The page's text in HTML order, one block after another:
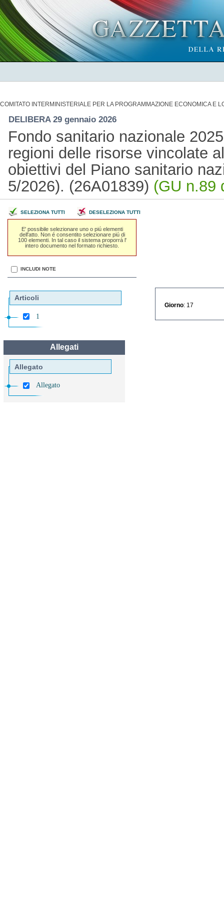
COMITATO INTERMINISTERIALE PER LA PROGRAMMAZIONE ECONOMICA E
DELIBERA 29 gennaio 2026
Fondo sanitario nazionale
regioni delle risorse vincolate
obiettivi del Piano sanitario
5/2026). (26A01839) (GU n.89
SELEZIONA TUTTI DESELEZIONA TUTTI
E' possibile selezionare uno o piú elementi
dell'atto. Non é consentito selezionare piú di
100 elementi. In tal caso il sistema proporrá l'
intero documento nel formato richiesto.
INCLUDI NOTE
Articoli
1
Allegati
Allegato
Allegato
Giorno : 17